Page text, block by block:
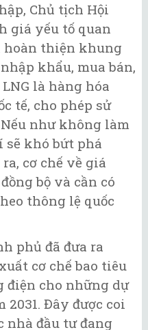
Chủ tịch Hội
giá yếu tố quan
thiện khung
khẩu, mua bán,
là hàng hóa
tế, cho phép sử
như không làm
sẽ khó bứt phá
cơ chế về giá
bộ và cần có
thông lệ quốc
phủ đã đưa ra
cơ chế bao tiêu
điện cho những dự
Đây được coi
nhà đầu tư đang